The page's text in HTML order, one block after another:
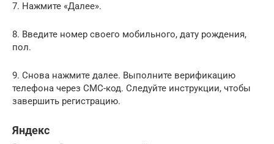
7. Нажмите «Далее».
8. Введите номер своего мобильного, дату рождения,
пол.
9. Снова нажмите далее. Выполните верификацию
телефона через СМС-код. Следуйте инструкции, чтобы
завершить регистрацию.
Яндекс